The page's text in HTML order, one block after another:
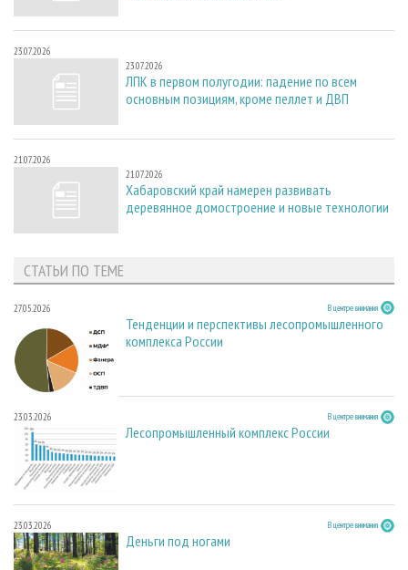
23.07.2026
23.07.2026
ЛПК в первом полугодии: падение по всем
основным позициям, кроме пеллет и ДВП
21.07.2026
21.07.2026
Хабаровский край намерен развивать
деревянное домостроение и новые технологии
СТАТЬИ ПО ТЕМЕ
27.05.2026 В центре внимания
Тенденции и перспективы лесопромышленного
комплекса России
23.03.2026 В центре внимания
Лесопромышленный комплекс России
23.03.2026 В центре внимания
Деньги под ногами